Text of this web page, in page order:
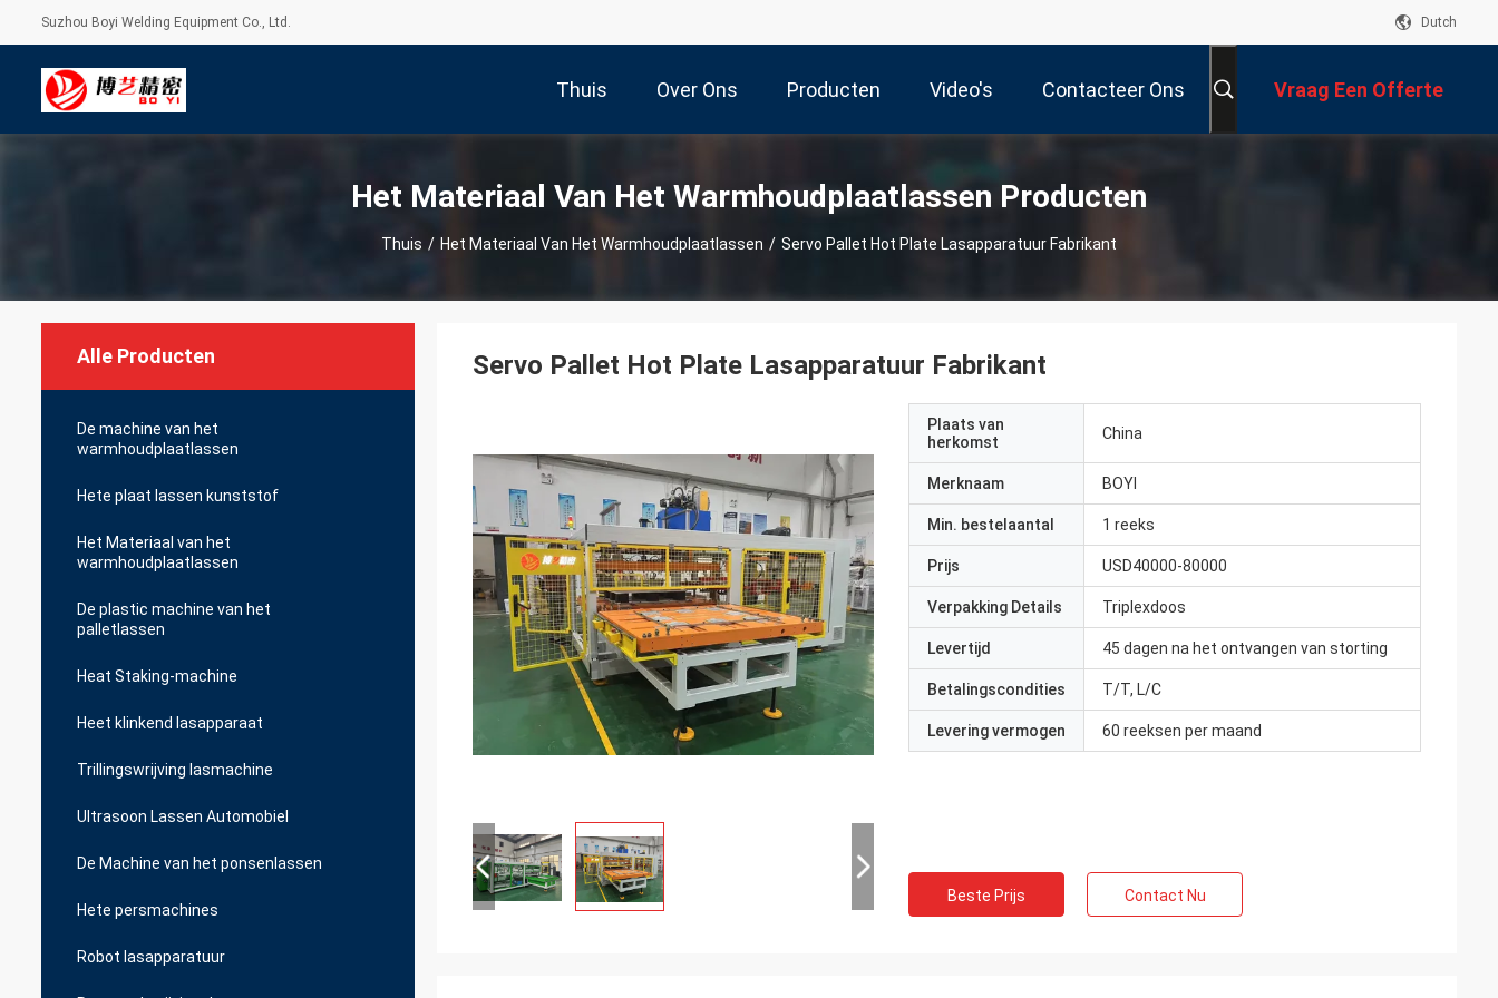
Suzhou Boyi Welding Equipment Co., Ltd. Dutch
Thuis Over Ons Producten Video's Contacteer Ons Vraag Een Offerte
Het Materiaal Van Het Warmhoudplaatlassen Producten
Thuis / Het Materiaal Van Het Warmhoudplaatlassen / Servo Pallet Hot Plate Lasapparatuur Fabrikant
Alle Producten
De machine van het
warmhoudplaatlassen
Hete plaat lassen kunststof
Het Materiaal van het
warmhoudplaatlassen
De plastic machine van het
palletlassen
Heat Staking-machine
Heet klinkend lasapparaat
Trillingswrijving lasmachine
Ultrasoon Lassen Automobiel
De Machine van het ponsenlassen
Hete persmachines
Robot lasapparatuur
Servo Pallet Hot Plate Lasapparatuur Fabrikant
Plaats van
herkomst
China
Merknaam BOYI
Min. bestelaantal 1 reeks
Prijs USD40000-80000
Verpakking Details Triplexdoos
Levertijd 45 dagen na het ontvangen van storting
Betalingscondities T/T, L/C
Levering vermogen 60 reeksen per maand
Beste Prijs Contact Nu